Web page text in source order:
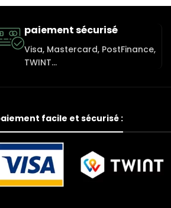
paiement sécurisé
Visa, Mastercard, PostFinance,
TWINT...
facile et sécurisé :